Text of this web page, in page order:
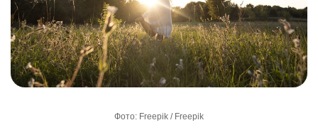
Фото: Freepik / Freepik